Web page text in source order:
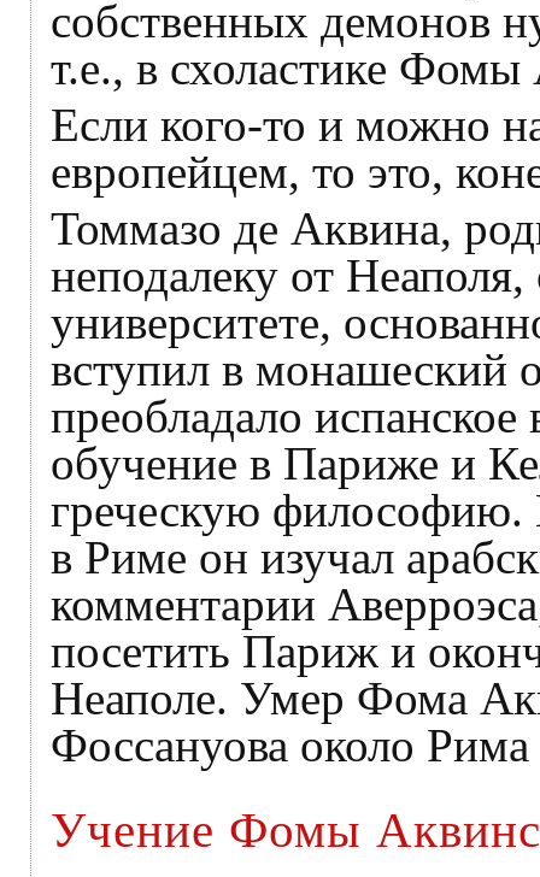
собственных демонов
т.е., в схоластике Фомы
Если кого-то и можно
европейцем, то это,
Томмазо де Аквина,
неподалеку от
университете,
вступил в монашеский
преобладало
обучение в Париже и
греческую философию.
в Риме он изучал
комментарии
посетить Париж и
Неаполе. Умер Фома
Фоссануова около Рима
Учение Фомы